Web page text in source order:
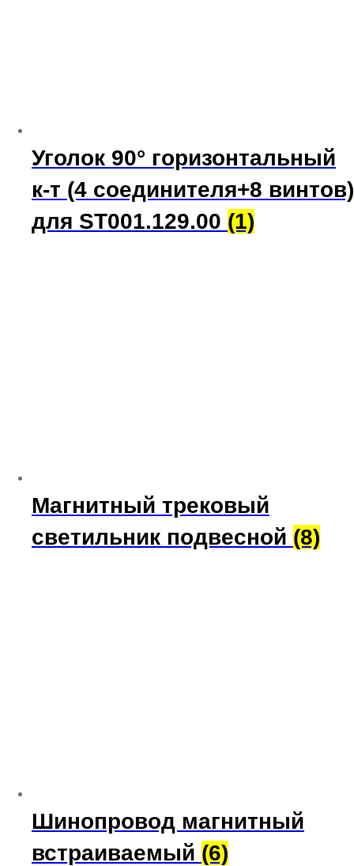
Уголок 90° горизонтальный
к-т (4 соединителя+8 винтов)
для ST001.129.00 (1)
Магнитный трековый
светильник подвесной (8)
Шинопровод магнитный
встраиваемый (6)